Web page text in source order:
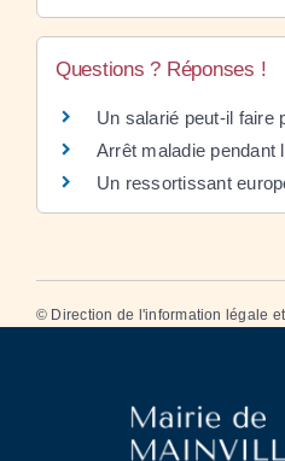
Questions ? Réponses !
Un salarié peut-il faire
Arrêt maladie pendant
Un ressortissant
© Direction de l'information légale